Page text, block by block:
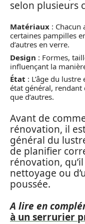
selon plusieurs
Matériaux :
certaines pampilles
d’autres en verre.
Design : Formes,
influençant la
État : L’âge du
état général,
que d’autres.
Avant de
rénovation, il
général du
de planifier
rénovation, qu’il
nettoyage ou
poussée.
A lire en
à un serrurier